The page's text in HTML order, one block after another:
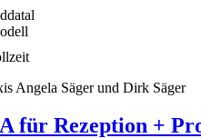
Angela Säger und Dirk Säger
für Rezeption +